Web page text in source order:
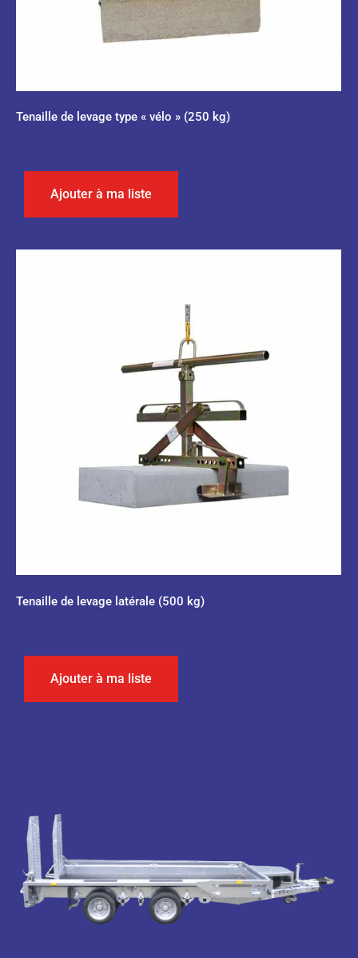
Tenaille de levage type « vélo » (250 kg)
Ajouter à ma liste
Tenaille de levage latérale (500 kg)
Ajouter à ma liste